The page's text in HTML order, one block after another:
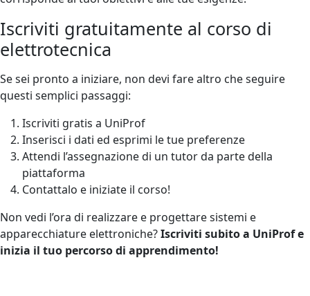
Iscriviti gratuitamente al corso di
elettrotecnica
Se sei pronto a iniziare, non devi fare altro che seguire
questi semplici passaggi:
Iscriviti gratis a UniProf
Inserisci i dati ed esprimi le tue preferenze
Attendi l’assegnazione di un tutor da parte della
piattaforma
Contattalo e iniziate il corso!
Non vedi l’ora di realizzare e progettare sistemi e
apparecchiature elettroniche?Iscriviti subito a UniProf e
inizia il tuo percorso di apprendimento!